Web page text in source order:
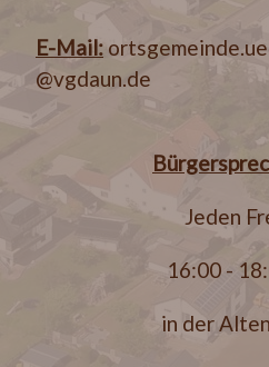
E-Mail:
@vgdaun.de
Jeden
16:00 -
in der